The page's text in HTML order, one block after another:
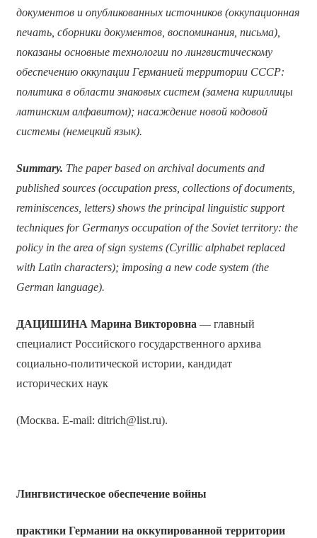
документов и опубликованных источников (оккупационная
печать, сборники документов, воспоминания, письма),
показаны основные технологии по лингвистическому
обеспечению оккупации Германией территории СССР:
политика в области знаковых систем (замена кириллицы
латинским алфавитом); насаждение новой кодовой
системы (немецкий язык).
Summary. The paper based on archival documents and
published sources (occupation press, collections of documents,
reminiscences, letters) shows the principal linguistic support
techniques for Germanys occupation of the Soviet territory: the
policy in the area of sign systems (Cyrillic alphabet replaced
with Latin characters); imposing a new code system (the
German language).
ДАЦИШИНА Марина Викторовна — главный
специалист Российского государственного архива
социально-политической истории, кандидат
исторических наук
(Москва. E-mail: ditrich@list.ru).
Лингвистическое обеспечение войны
практики Германии на оккупированной территории